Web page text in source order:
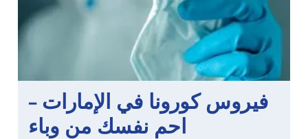
فيروس كورونا في الإمارات –
احمِ نفسك من وباء